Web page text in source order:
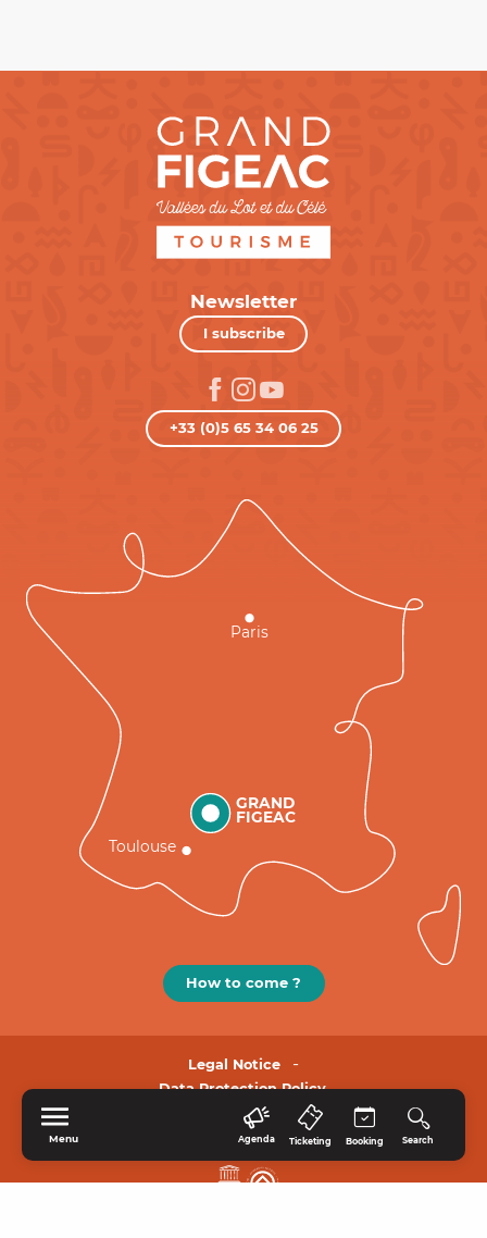
Menu Agenda Ticketing Booking Search
Newsletter
I subscribe
+33 (0)5 65 34 06 25
GRAND
FIGEAC
Toulouse
Paris
How to come ?
Legal Notice
Data Protection Policy.